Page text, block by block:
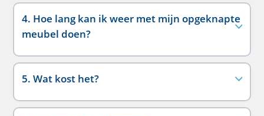
4. Hoe lang kan ik weer met mijn opgeknapte
meubel doen?
5. Wat kost het?